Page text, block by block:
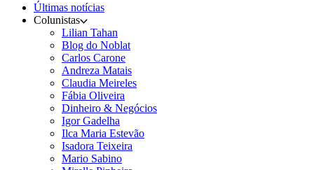
Últimas notícias
Colunistas
Lilian Tahan
Blog do Noblat
Carlos Carone
Andreza Matais
Claudia Meireles
Fábia Oliveira
Dinheiro & Negócios
Igor Gadelha
Ilca Maria Estevão
Isadora Teixeira
Mario Sabino